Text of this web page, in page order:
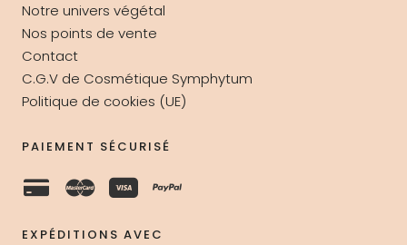
Notre univers végétal
Nos points de vente
Contact
C.G.V de Cosmétique Symphytum
Politique de cookies (UE)
PAIEMENT SÉCURISÉ
EXPÉDITIONS AVEC